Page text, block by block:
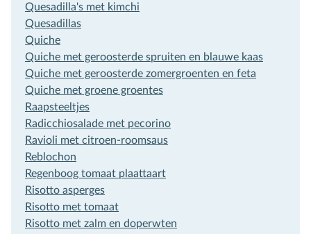
Quesadilla's met kimchi
Quesadillas
Quiche
Quiche met geroosterde spruiten en blauwe kaas
Quiche met geroosterde zomergroenten en feta
Quiche met groene groentes
Raapsteeltjes
Radicchiosalade met pecorino
Ravioli met citroen-roomsaus
Reblochon
Regenboog tomaat plaattaart
Risotto asperges
Risotto met tomaat
Risotto met zalm en doperwten
Schrijf je in voor de
Nieuwsbrief
Alle goed scorende week-aanbiedingen, de wijnevent
kalender en wekelijks tientallen nieuw geproefde